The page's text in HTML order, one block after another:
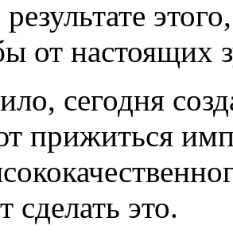
от настоящих
сегодня
прижиться
сделать это.